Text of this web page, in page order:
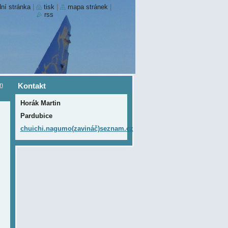
Kontakt
Horák Martin
Pardubice
chuichi.nagumo(zavináč)seznam.cz
stránka tisk mapa stránek
rss